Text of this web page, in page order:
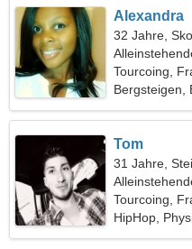
Alexandra
32 Jahre,
Tourcoing,
Bergsteigen,
Tom
31 Jahre,
Tourcoing,
HipHop,